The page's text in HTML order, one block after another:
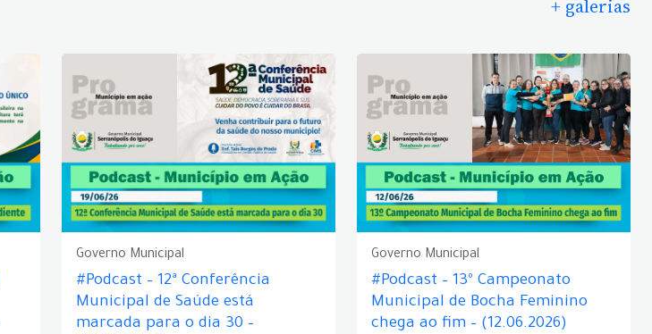
+ galerias
Governo Municipal
#Podcast – 12ª Conferência
Municipal de Saúde está
marcada para o dia 30 –
Governo Municipal
#Podcast – 13º Campeonato
Municipal de Bocha Feminino
chega ao fim – (12.06.2026)